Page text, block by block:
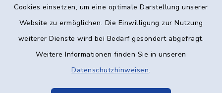
Cookies einsetzen, um eine optimale Darstellung unserer
Website zu ermöglichen. Die Einwilligung zur Nutzung
weiterer Dienste wird bei Bedarf gesondert abgefragt.
Weitere Informationen finden Sie in unseren
Datenschutzhinweisen.
Kontakt
Datenschutz